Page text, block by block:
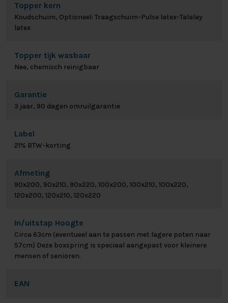
Topper kern
Koudschuim, Optioneel: Traagschuim-Pulse latex-Talalay
latex
Topper tijk wasbaar
Nee, chemisch reinigbaar
Garantie
3 jaar, 90 dagen omruilgarantie
Label
21% BTW-korting
Afmeting
90x200, 90x210, 90x220, 100x200, 100x210, 100x220,
120x200, 120x210, 120x220
In/uitstap Hoogte
Circa 63cm (eventueel aan te passen met lagere poten naar
57cm) Deze boxspring is speciaal aangepast voor kleinere
mensen of senioren.
EAN